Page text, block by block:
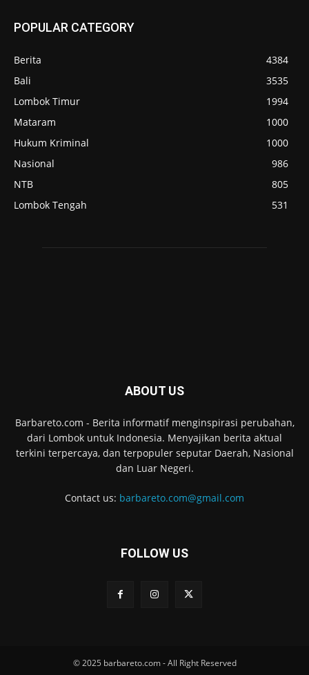
POPULAR CATEGORY
Berita
4384
Bali
3535
Lombok Timur
1994
Mataram
1000
Hukum Kriminal
1000
Nasional
986
NTB
805
Lombok Tengah
531
ABOUT US
Barbareto.com - Berita informatif menginspirasi perubahan,
dari Lombok untuk Indonesia. Menyajikan berita aktual
terkini terpercaya, dan terpopuler seputar Daerah, Nasional
dan Luar Negeri.
Contact us: barbareto.com@gmail.com
FOLLOW US
© 2025 barbareto.com - All Right Reserved